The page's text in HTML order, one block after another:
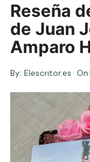
Reseña
de Juan
Amparo
By: Elescritor.es